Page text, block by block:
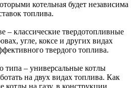
котельная будет независима
топлива.
– классические твердотопливные
угле, коксе и других видах
твердого топлива.
типа – универсальные котлы
на двух видах топлива. Как
котлы на газу, в конструкции